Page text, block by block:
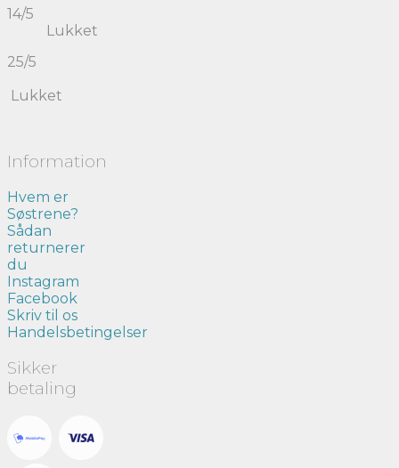
14/5
Lukket
25/5
Lukket
Information
Hvem er
Søstrene?
Sådan
returnerer
du
Instagram
Facebook
Skriv til os
Handelsbetingelser
Sikker
betaling